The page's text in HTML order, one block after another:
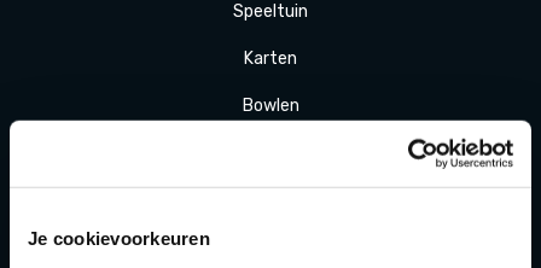
Je cookievoorkeuren
Speeltuin
Karten
Bowlen